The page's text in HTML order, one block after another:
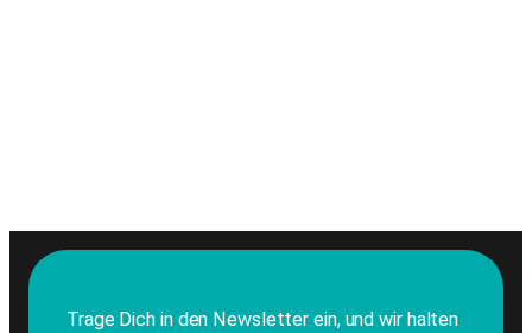
Trage Dich in den Newsletter ein, und wir halten